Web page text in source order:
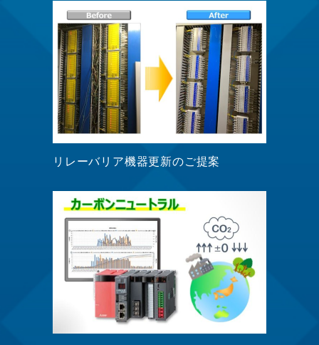
リレーバリア機器更新のご提案